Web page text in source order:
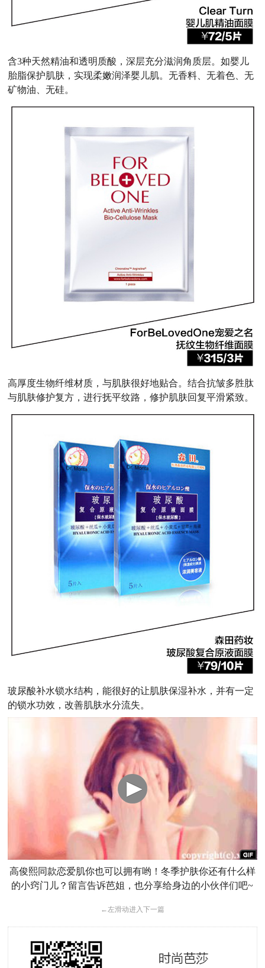
含3种天然精油和透明质酸，深层充分滋润角质层。如婴儿
胎脂保护肌肤，实现柔嫩润泽婴儿肌。无香料、无着色、无
矿物油、无硅。
高厚度生物纤维材质，与肌肤很好地贴合。结合抗皱多胜肽
与肌肤修护复方，进行抚平纹路，修护肌肤回复平滑紧致。
玻尿酸补水锁水结构，能很好的让肌肤保湿补水，并有一定
的锁水功效，改善肌肤水分流失。
高俊熙同款恋爱肌你也可以拥有哟！冬季护肤你还有什么样
的小窍门儿？留言告诉芭姐，也分享给身边的小伙伴们吧~
← 左滑动进入下一篇